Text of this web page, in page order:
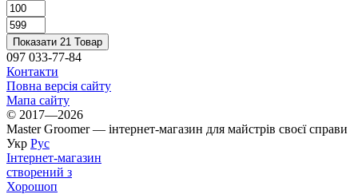
Показати 21 Товар
097 033-77-84
Контакти
Повна версія сайту
Мапа сайту
© 2017—2026
Master Groomer — інтернет-магазин для майстрів своєї справи
Укр Рус
Інтернет-магазин
створений з
Хорошоп